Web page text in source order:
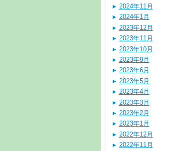
2024年11月
2024年1月
2023年12月
2023年11月
2023年10月
2023年9月
2023年6月
2023年5月
2023年4月
2023年3月
2023年2月
2023年1月
2022年12月
2022年11月